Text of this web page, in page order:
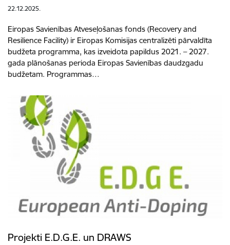
22.12.2025.
Eiropas Savienības Atveseļošanas fonds (Recovery and
Resilience Facility) ir Eiropas Komisijas centralizēti pārvaldīta
budžeta programma, kas izveidota papildus 2021. – 2027.
gada plānošanas perioda Eiropas Savienības daudzgadu
budžetam. Programmas…
Projekti E.D.G.E. un DRAWS